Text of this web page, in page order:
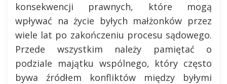
konsekwencji prawnych, które mogą
wpływać na życie byłych małżonków przez
wiele lat po zakończeniu procesu sądowego.
Przede wszystkim należy pamiętać o
podziale majątku wspólnego, który często
bywa źródłem konfliktów między byłymi